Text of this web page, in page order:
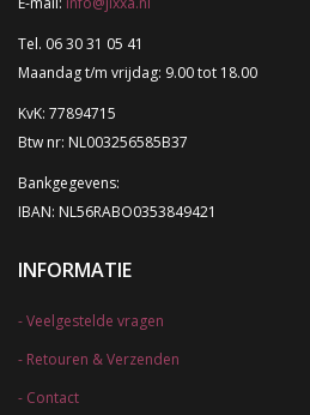
Tel. 06 30 31 05 41
Maandag t/m vrijdag: 9.00 tot 18.00
KvK: 77894715
Btw nr: NL003256585B37
Bankgegevens:
IBAN: NL56RABO0353849421
INFORMATIE
Veelgestelde vragen
Retouren & Verzenden
Contact